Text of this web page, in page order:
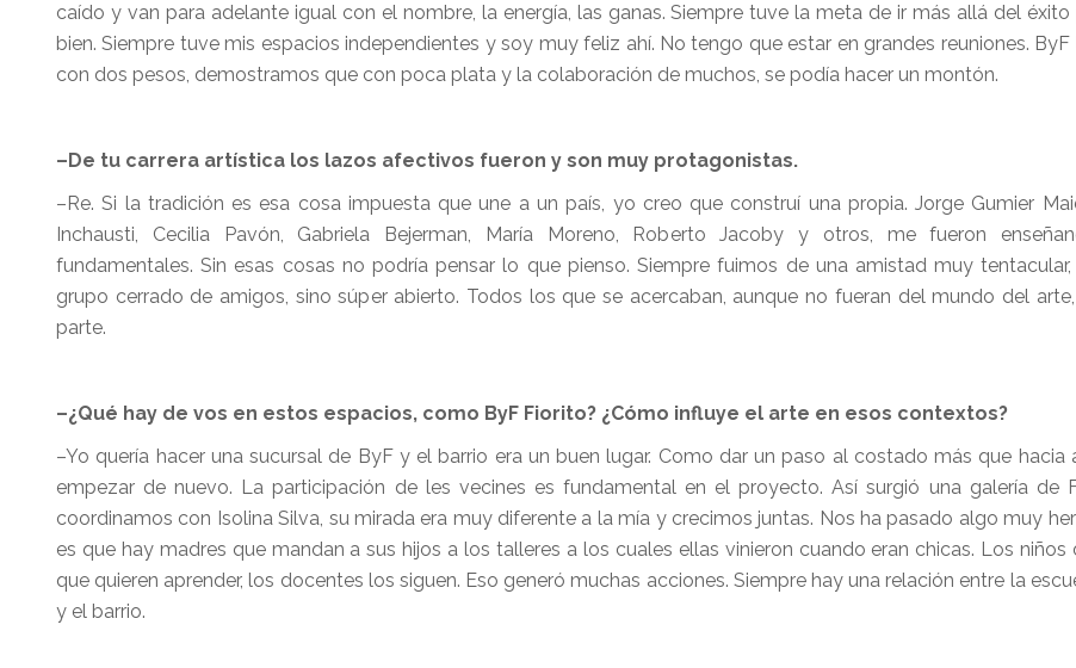
caído y van para adelante igual con el nombre, la energía, las ganas. Siempre tuve la meta de ir más allá del éxito
bien. Siempre tuve mis espacios independientes y soy muy feliz ahí. No tengo que estar en grandes reuniones.
con dos pesos, demostramos que con poca plata y la colaboración de muchos, se podía hacer un montón.
–De tu carrera artística los lazos afectivos fueron y son muy protagonistas.
–Re. Si la tradición es esa cosa impuesta que une a un país, yo creo que construí una propia. Jorge Gumier
Inchausti, Cecilia Pavón, Gabriela Bejerman, María Moreno, Roberto Jacoby y otros, me fueron
fundamentales. Sin esas cosas no podría pensar lo que pienso. Siempre fuimos de una amistad muy
grupo cerrado de amigos, sino súper abierto. Todos los que se acercaban, aunque no fueran del mundo del
parte.
–¿Qué hay de vos en estos espacios, como ByF Fiorito? ¿Cómo influye el arte en esos contextos?
–Yo quería hacer una sucursal de ByF y el barrio era un buen lugar. Como dar un paso al costado más que hacia
empezar de nuevo. La participación de les vecines es fundamental en el proyecto. Así surgió una galería de
coordinamos con Isolina Silva, su mirada era muy diferente a la mía y crecimos juntas. Nos ha pasado algo muy
es que hay madres que mandan a sus hijos a los talleres a los cuales ellas vinieron cuando eran chicas. Los niños
que quieren aprender, los docentes los siguen. Eso generó muchas acciones. Siempre hay una relación entre la
y el barrio.